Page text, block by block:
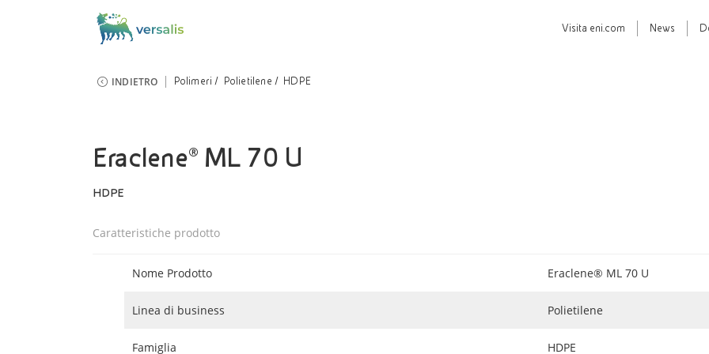
Visita eni.com News
INDIETRO Polimeri Polietilene HDPE
Eraclene® ML 70 U
HDPE
Caratteristiche prodotto
Nome Prodotto Eraclene® ML 70 U
Linea di business Polietilene
Famiglia HDPE